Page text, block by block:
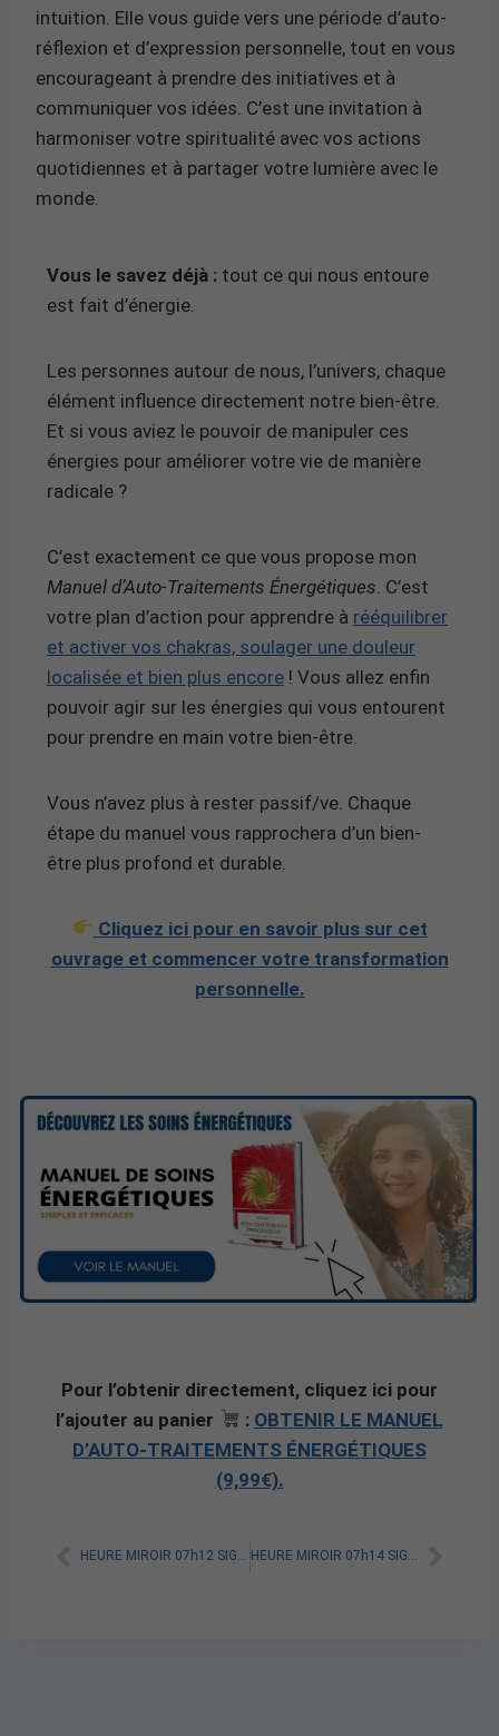
intuition. Elle vous guide vers une période d’auto-
réflexion et d’expression personnelle, tout en vous
encourageant à prendre des initiatives et à
communiquer vos idées. C’est une invitation à
harmoniser votre spiritualité avec vos actions
quotidiennes et à partager votre lumière avec le
monde.
Vous le savez déjà : tout ce qui nous entoure
est fait d’énergie.
Les personnes autour de nous, l’univers, chaque
élément influence directement notre bien-être.
Et si vous aviez le pouvoir de manipuler ces
énergies pour améliorer votre vie de manière
radicale ?
C’est exactement ce que vous propose mon
Manuel d’Auto-Traitements Énergétiques . C’est
votre plan d’action pour apprendre à rééquilibrer
et activer vos chakras, soulager une douleur
localisée et bien plus encore ! Vous allez enfin
pouvoir agir sur les énergies qui vous entourent
pour prendre en main votre bien-être.
Vous n’avez plus à rester passif/ve. Chaque
étape du manuel vous rapprochera d’un bien-
être plus profond et durable.
Cliquez ici pour en savoir plus sur cet
ouvrage et commencer votre transformation
personnelle.
Pour l’obtenir directement, cliquez ici pour
l’ajouter au panier
: OBTENIR LE MANUEL
D’AUTO-TRAITEMENTS ÉNERGÉTIQUES
(9,99€).
HEURE MIROIR 07h12 SIGNIFICATION SPIRITUELLE [A LIRE] HEURE MIROIR 07h14 SIGNIFICATION SPIRITUELLE [A LIRE]